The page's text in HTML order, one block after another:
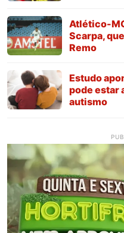
Atlético-
Scarpa,
Remo
Estudo
pode estar
autismo